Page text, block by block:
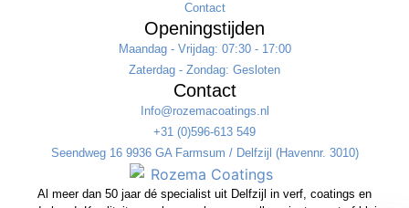
Al meer dan 50 jaar dé specialist uit Delfzijl in verf, coatings en
Contact
Openingstijden
Maandag - Vrijdag: 07:30 - 17:00
Zaterdag - Zondag: Gesloten
Contact
Info@rozemacoatings.nl
+31 (0)596-613 549
Seendweg 16 9936 GA Farmsum / Delfzijl (Havennr. 3010)